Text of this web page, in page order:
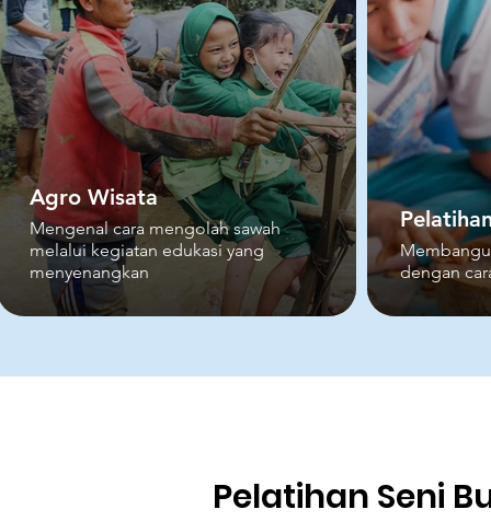
Agro Wisata
Mengenal cara mengolah sawah
melalui kegiatan edukasi yang
menyenangkan
dengan
Pelatihan Seni